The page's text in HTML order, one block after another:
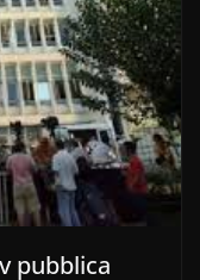
pubblica